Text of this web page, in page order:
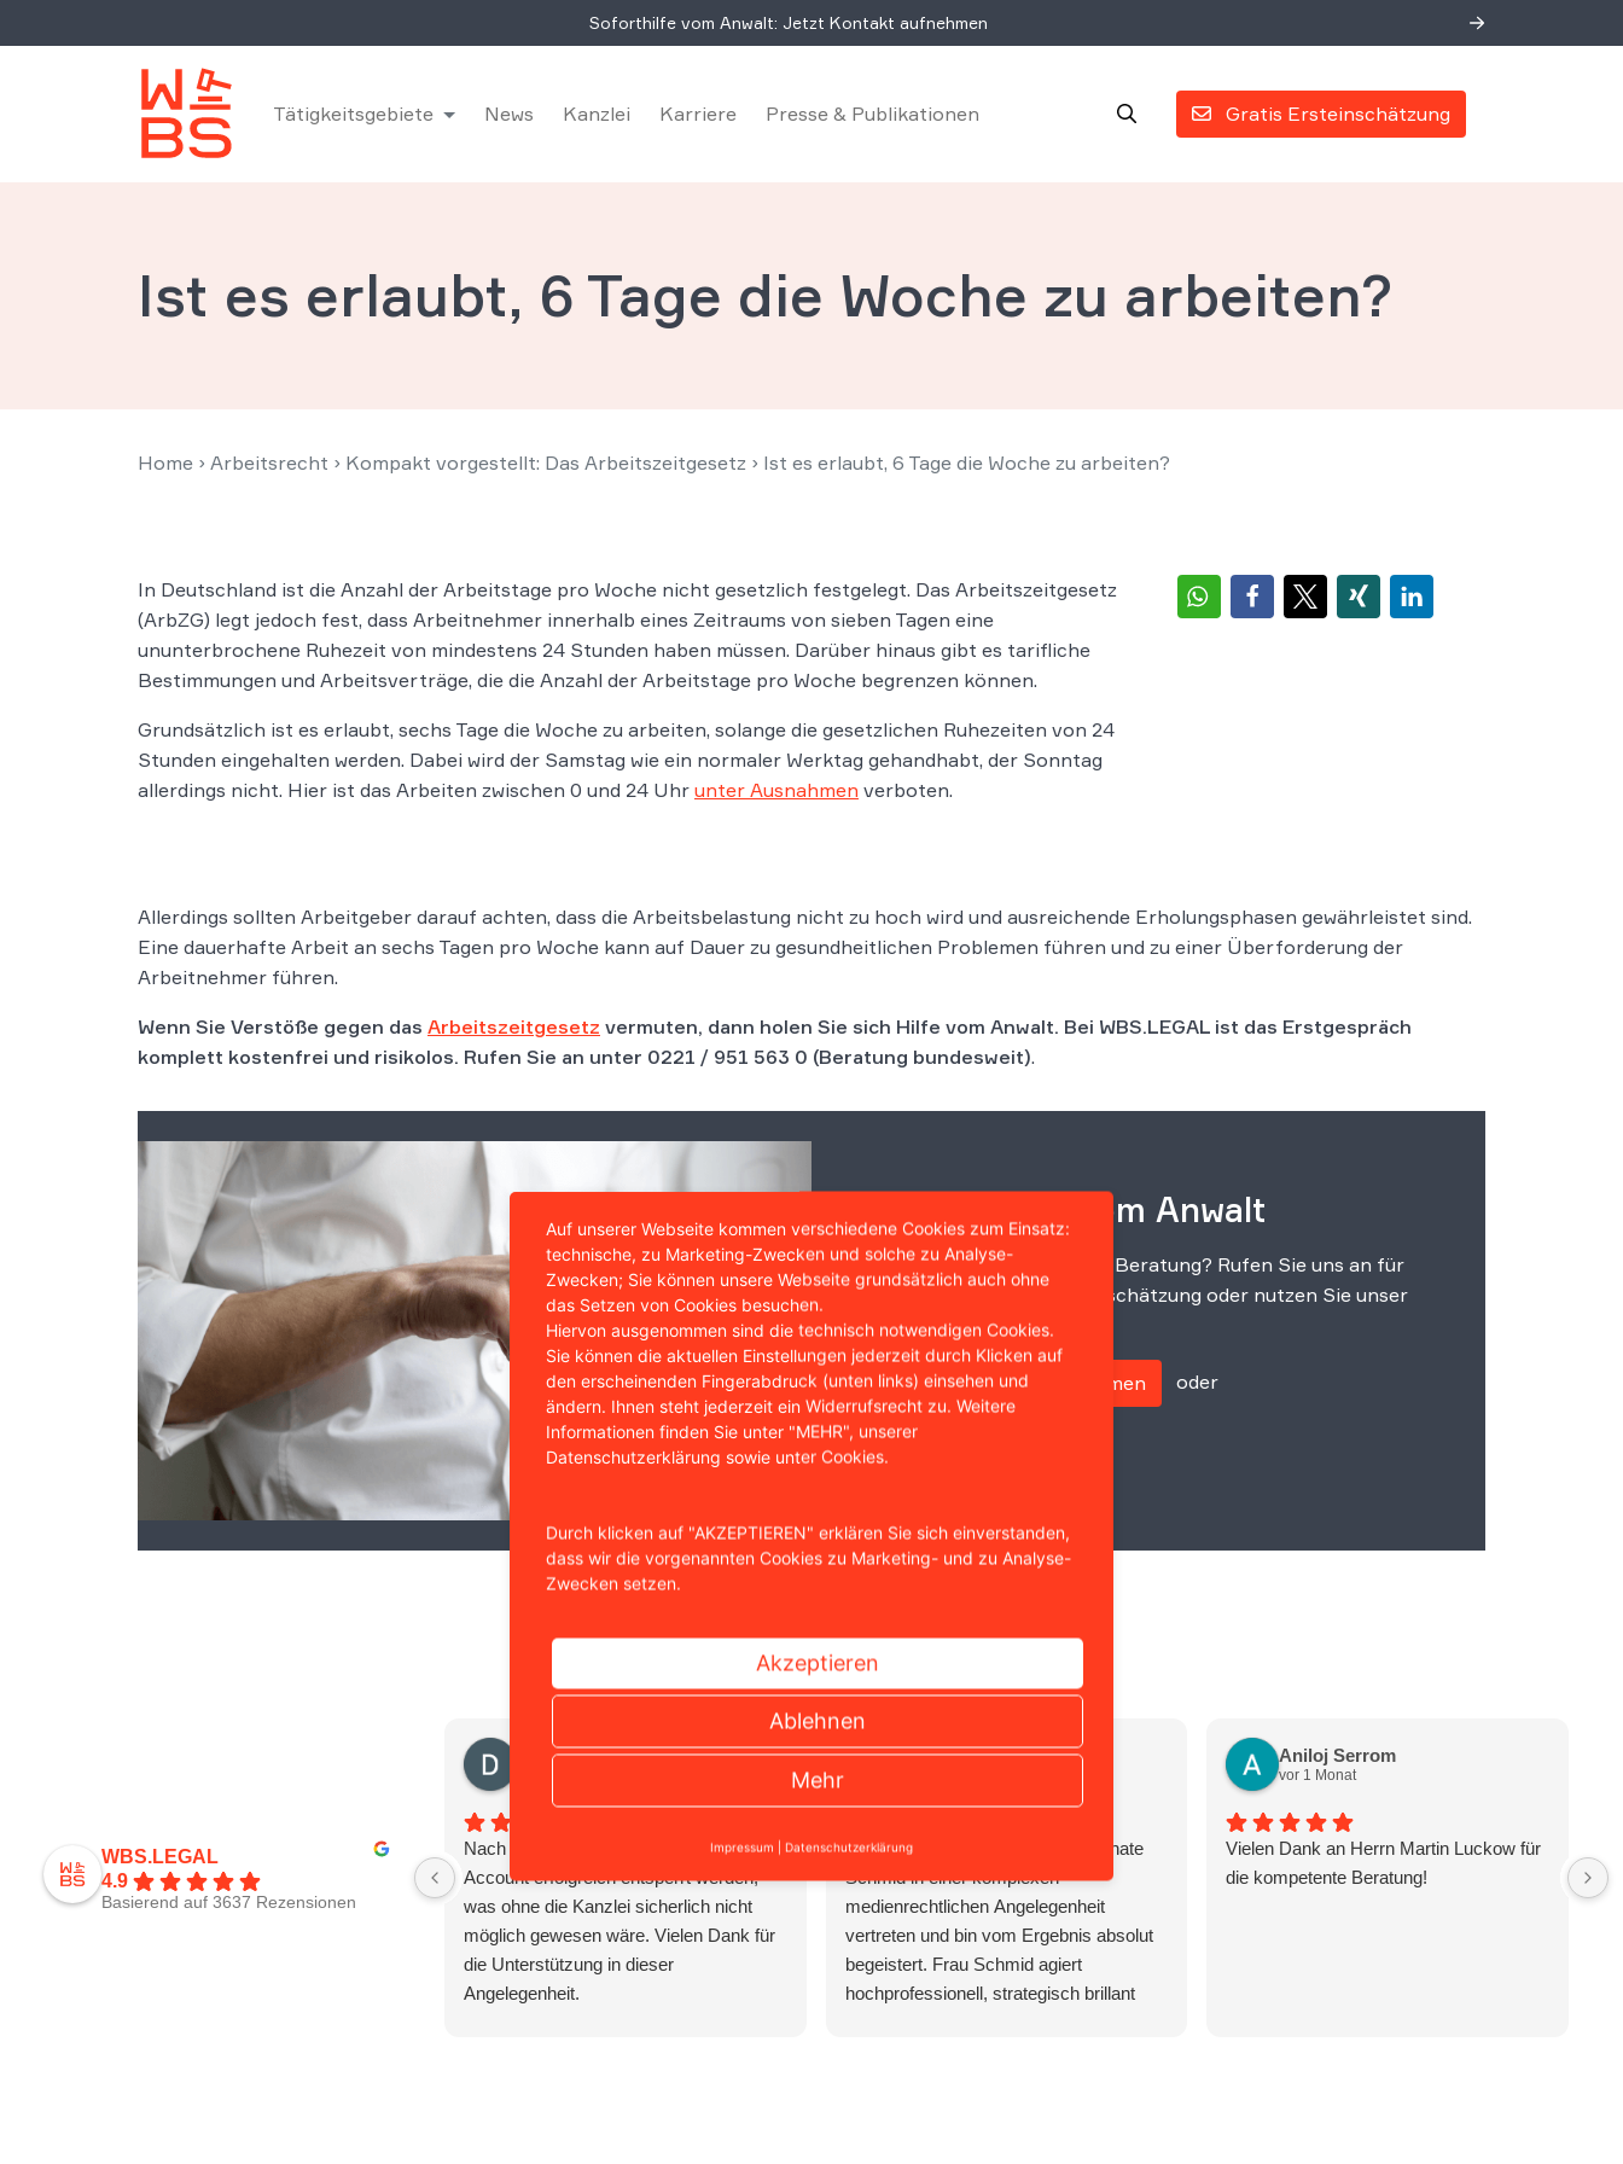
Soforthilfe vom Anwalt: Jetzt Kontakt aufnehmen
Gratis Ersteinschätzung
Tätigkeitsgebiete News Kanzlei Karriere Presse & Publikationen
Ist es erlaubt, 6 Tage die Woche zu arbeiten?
Home › Arbeitsrecht › Kompakt vorgestellt: Das Arbeitszeitgesetz › Ist es erlaubt, 6 Tage die Woche zu arbeiten?
In Deutschland ist die Anzahl der Arbeitstage pro Woche nicht gesetzlich festgelegt. Das Arbeitszeitgesetz
(ArbZG) legt jedoch fest, dass Arbeitnehmer innerhalb eines Zeitraums von sieben Tagen eine
ununterbrochene Ruhezeit von mindestens 24 Stunden haben müssen. Darüber hinaus gibt es tarifliche
Bestimmungen und Arbeitsverträge, die die Anzahl der Arbeitstage pro Woche begrenzen können.
Grundsätzlich ist es erlaubt, sechs Tage die Woche zu arbeiten, solange die gesetzlichen Ruhezeiten von 24
Stunden eingehalten werden. Dabei wird der Samstag wie ein normaler Werktag gehandhabt, der Sonntag
allerdings nicht. Hier ist das Arbeiten zwischen 0 und 24 Uhr unter Ausnahmen verboten.
Allerdings sollten Arbeitgeber darauf achten, dass die Arbeitsbelastung nicht zu hoch wird und ausreichende Erholungsphasen gewährleistet sind.
Eine dauerhafte Arbeit an sechs Tagen pro Woche kann auf Dauer zu gesundheitlichen Problemen führen und zu einer Überforderung der
Arbeitnehmer führen.
Wenn Sie Verstöße gegen das Arbeitszeitgesetz vermuten, dann holen Sie sich Hilfe vom Anwalt. Bei WBS.LEGAL ist das Erstgespräch
komplett kostenfrei und risikolos. Rufen Sie an unter 0221 / 951 563 0 (Beratung bundesweit).
Soforthilfe vom Anwalt
Sie brauchen rechtliche Beratung? Rufen Sie uns an für
eine kostenlose Ersteinschätzung oder nutzen Sie unser
Kontaktformular.
Jetzt Kontakt aufnehmen oder
WBS.LEGAL
4.9
Basierend auf 3637 Rezensionen
Daniel Thiele
Nach 3 Monaten konnte der Facebook
Account erfolgreich entsperrt werden,
was ohne die Kanzlei sicherlich nicht
möglich gewesen wäre. Vielen Dank für
die Unterstützung in dieser
Angelegenheit.
Dennis Engelmann
Ich wurde von Rechtsanwältin Renate
Schmid in einer komplexen
medienrechtlichen Angelegenheit
vertreten und bin vom Ergebnis absolut
begeistert. Frau Schmid agiert
hochprofessionell, strategisch brillant
Aniloj Serrom
vor 1 Monat
Vielen Dank an Herrn Martin Luckow für
die kompetente Beratung!
Auf unserer Webseite kommen verschiedene Cookies zum Einsatz:
technische, zu Marketing-Zwecken und solche zu Analyse-
Zwecken; Sie können unsere Webseite grundsätzlich auch ohne
das Setzen von Cookies besuchen.
Hiervon ausgenommen sind die technisch notwendigen Cookies.
Sie können die aktuellen Einstellungen jederzeit durch Klicken auf
den erscheinenden Fingerabdruck (unten links) einsehen und
ändern. Ihnen steht jederzeit ein Widerrufsrecht zu. Weitere
Informationen finden Sie unter "MEHR", unserer
Datenschutzerklärung sowie unter Cookies.
Durch klicken auf "AKZEPTIEREN" erklären Sie sich einverstanden,
dass wir die vorgenannten Cookies zu Marketing- und zu Analyse-
Zwecken setzen.
Akzeptieren
Ablehnen
Mehr
Impressum | Datenschutzerklärung